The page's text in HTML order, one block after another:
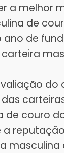
a melhor
de
ano de
do
de couro
a
masculina